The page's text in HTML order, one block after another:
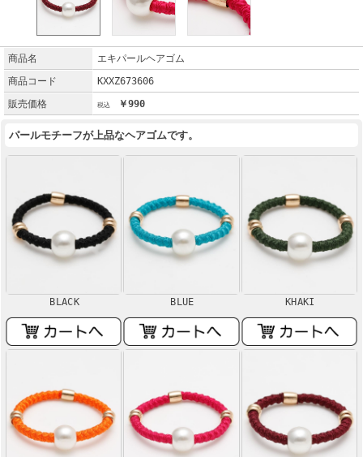
商品名
エキパールヘアゴム
商品コード
KXXZ673606
販売価格
￥990
パールモチーフが上品なヘアゴムです。
BLACK BLUE KHAKI